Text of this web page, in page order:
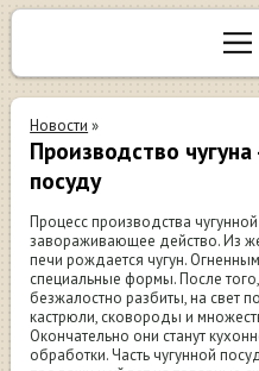
Новости »
Производство
посуду
Процесс производства
завораживающее действо. Из
печи рождается чугун.
специальные формы. После
безжалостно разбиты, на свет
кастрюли, сковороды и
Окончательно они станут
обработки. Часть чугунной